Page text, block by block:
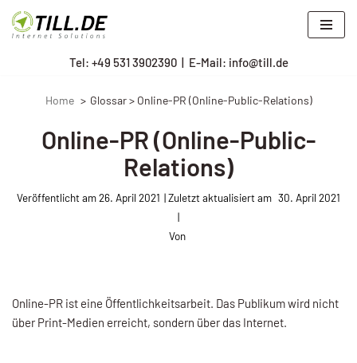
Zum
Tel: +49 531 3902390| E-Mail: info@till.de
Home Glossar > Online-PR (Online-Public-Relations)
Online-PR (Online-Public-
Relations)
Veröffentlicht am26. April 2021 30. April 2021
Von
Online-PR ist eine Öffentlichkeitsarbeit. Das Publikum wird nicht
über Print-Medien erreicht, sondern über das Internet.